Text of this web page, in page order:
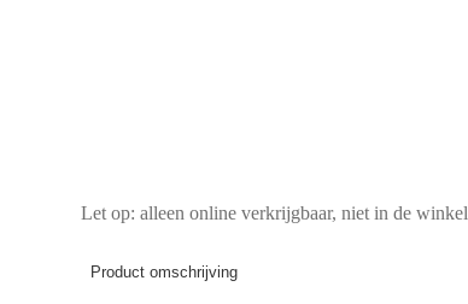
Let op: alleen online verkrijgbaar, niet in de winkel
Product omschrijving